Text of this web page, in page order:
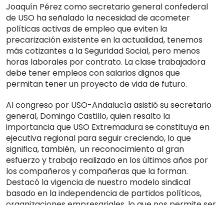
Joaquín Pérez como secretario general confederal
de USO ha señalado la necesidad de acometer
políticas activas de empleo que eviten la
precarización existente en la actualidad, tenemos
más cotizantes a la Seguridad Social, pero menos
horas laborales por contrato. La clase trabajadora
debe tener empleos con salarios dignos que
permitan tener un proyecto de vida de futuro.
Al congreso por USO-Andalucía asistió su secretario
general, Domingo Castillo, quien resalto la
importancia que USO Extremadura se constituya en
ejecutiva regional para seguir creciendo, lo que
significa, también, un reconocimiento al gran
esfuerzo y trabajo realizado en los últimos años por
los compañeros y compañeras que la forman.
Destacó la vigencia de nuestro modelo sindical
basado en la independencia de partidos políticos,